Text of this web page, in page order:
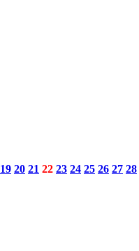
19 20 21 22 23 24 25 26 27 28